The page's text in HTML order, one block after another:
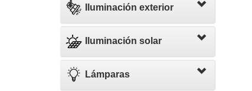
Iluminación exterior
Iluminación solar
Lámparas